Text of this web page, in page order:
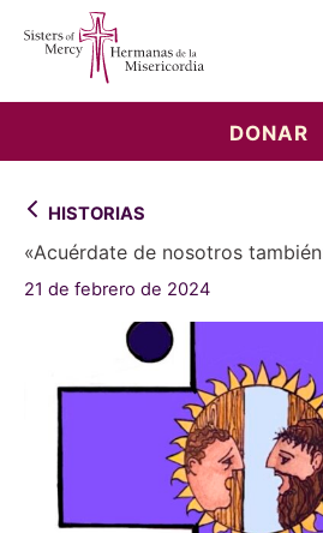
DONAR
HISTORIAS
«Acuérdate de nosotros
21 de febrero de 2024